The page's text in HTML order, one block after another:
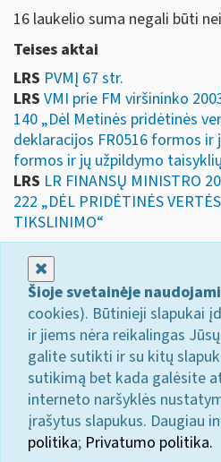
16 laukelio suma negali būti
Teises aktai
LRS PVMĮ 67 str.
LRS VMI prie FM viršininko
140 „Dėl Metinės pridėtinės
deklaracijos FR0516 formos ir
formos ir jų užpildymo
LRS LR FINANSŲ MINISTRO
222 „DĖL PRIDĖTINĖS
TIKSLINIMO“
Šioje svetainėje
cookies). Būtinieji slapukai
ir jiems nėra reikalingas
galite sutikti ir su kitų
sutikimą bet kada galėsite
interneto naršyklės
įrašytus slapukus. Daugiau
politika; Privatumo politika.